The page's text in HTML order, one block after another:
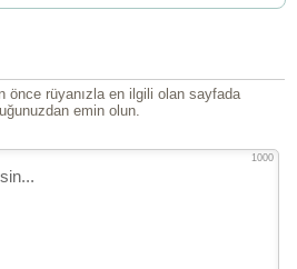
önce rüyanızla en ilgili olan sayfada
emin olun.
1000